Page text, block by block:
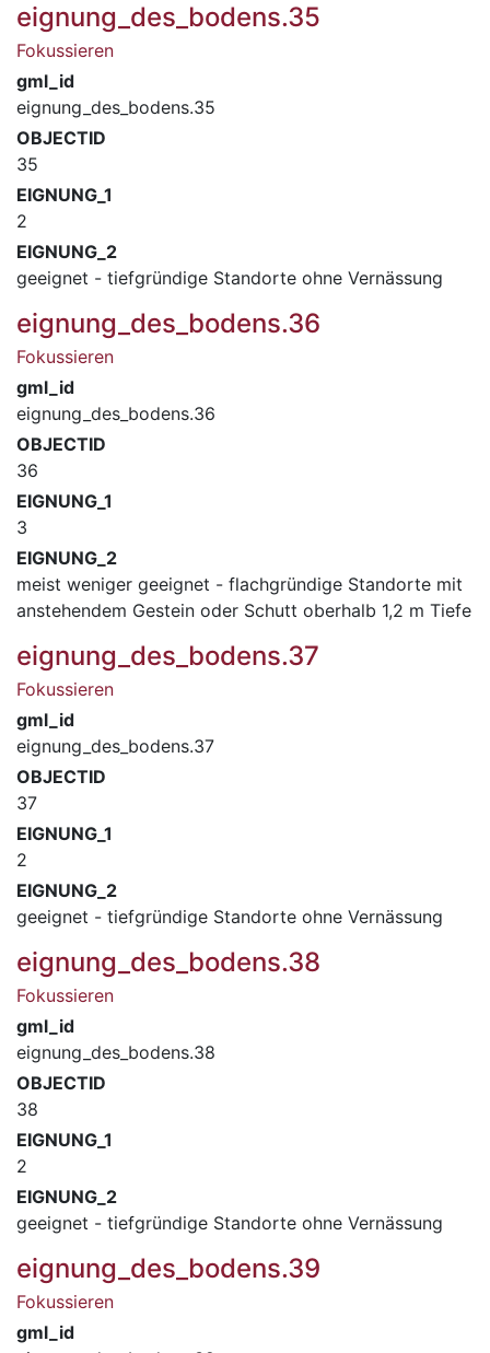
eignung_des_bodens.35
Fokussieren
gml_id
eignung_des_bodens.35
OBJECTID
35
EIGNUNG_1
2
EIGNUNG_2
geeignet - tiefgründige Standorte ohne Vernässung
eignung_des_bodens.36
Fokussieren
gml_id
eignung_des_bodens.36
OBJECTID
36
EIGNUNG_1
3
EIGNUNG_2
meist weniger geeignet - flachgründige Standorte mit
anstehendem Gestein oder Schutt oberhalb 1,2 m Tiefe
eignung_des_bodens.37
Fokussieren
gml_id
eignung_des_bodens.37
OBJECTID
37
EIGNUNG_1
2
EIGNUNG_2
geeignet - tiefgründige Standorte ohne Vernässung
eignung_des_bodens.38
Fokussieren
gml_id
eignung_des_bodens.38
OBJECTID
38
EIGNUNG_1
2
EIGNUNG_2
geeignet - tiefgründige Standorte ohne Vernässung
eignung_des_bodens.39
Fokussieren
gml_id